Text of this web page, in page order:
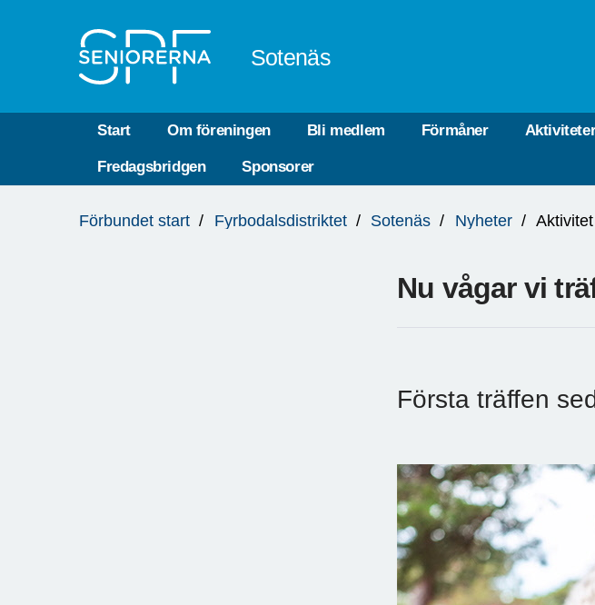
Sotenäs
Start Om föreningen Bli medlem Förmåner
Fredagsbridgen Sponsorer
är
Förbundet start Fyrbodalsdistriktet Sotenäs Nyheter
Nu vågar vi
Första träffen